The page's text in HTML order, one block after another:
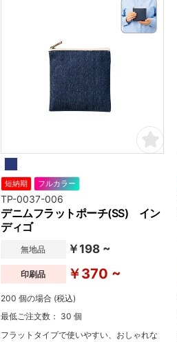
短納期 フルカラー
TP-0037-006
デニムフラットポーチ(SS) イン
ディゴ
無地品 ￥198 ~
印刷品 ￥370 ~
200 個の場合 (税込)
最低ご注文数： 30 個
フラットタイプで使いやすい、おしゃれな